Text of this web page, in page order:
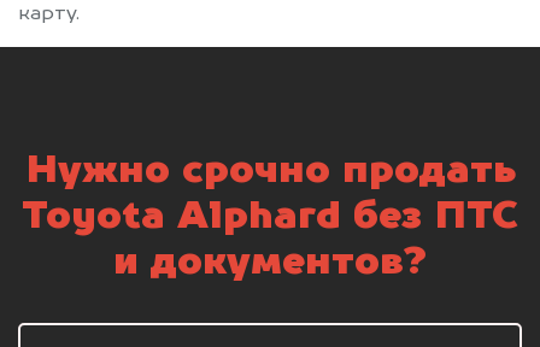
карту.
Нужно срочно продать
Toyota Alphard без ПТС
и документов?